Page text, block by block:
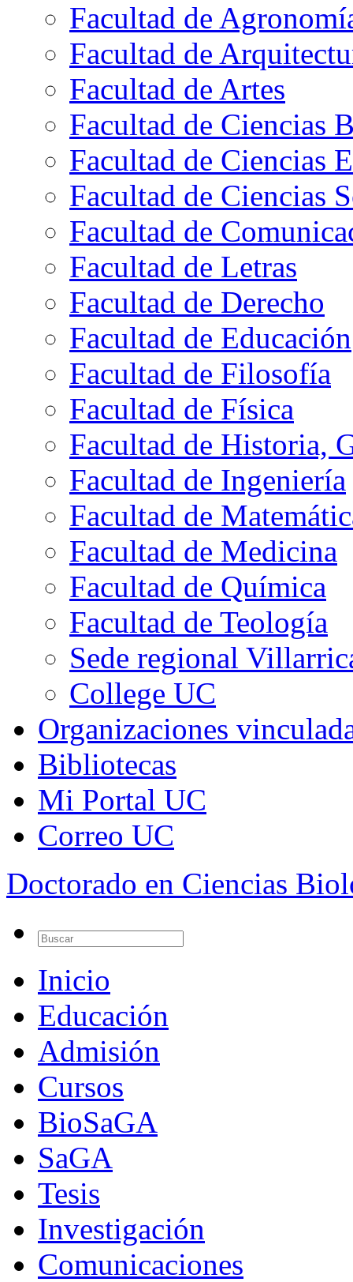
Facultad de
Facultad de
Facultad de Artes
Facultad de Ciencias
Facultad de Ciencias
Facultad de Ciencias
Facultad de
Facultad de Letras
Facultad de Derecho
Facultad de Educación
Facultad de Filosofía
Facultad de Física
Facultad de Historia,
Facultad de Ingeniería
Facultad de
Facultad de Medicina
Facultad de Química
Facultad de Teología
Sede regional
College UC
Organizaciones
Bibliotecas
Mi Portal UC
Correo UC
Doctorado en Ciencias
Inicio
Educación
Admisión
Cursos
BioSaGA
SaGA
Tesis
Investigación
Comunicaciones